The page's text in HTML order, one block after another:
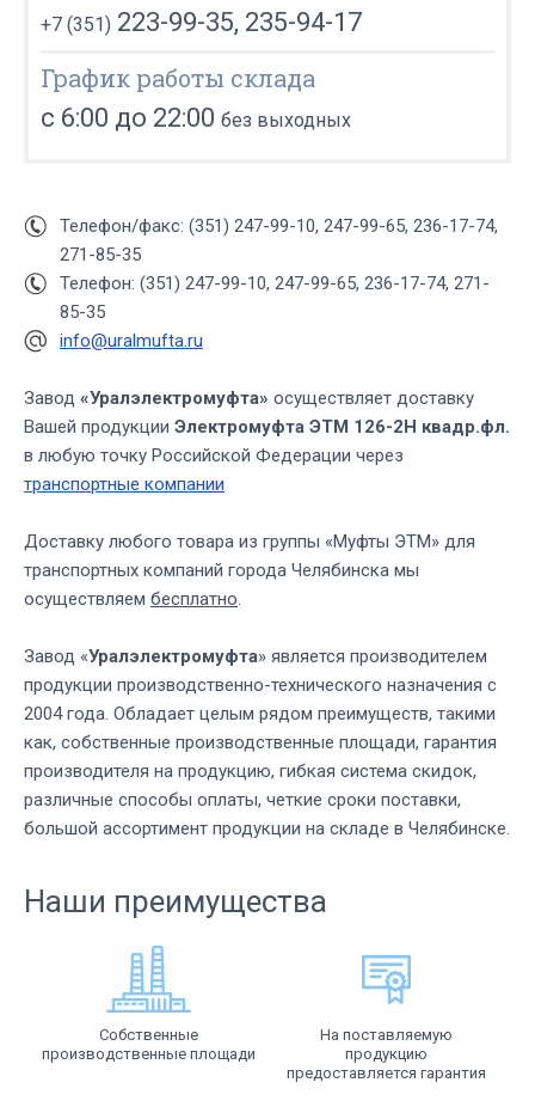
+7 (351) 223-99-35, 235-94-17
График работы склада
с 6:00 до 22:00 без выходных
Телефон/факс: (351) 247-99-10, 247-99-65, 236-17-74,
271-85-35
Телефон: (351) 247-99-10, 247-99-65, 236-17-74, 271-
85-35
info@uralmufta.ru
Завод «Уралэлектромуфта» осуществляет доставку
Вашей продукции Электромуфта ЭТМ 126-2Н квадр.фл.
в любую точку Российской Федерации через
транспортные компании
Доставку любого товара из группы «Муфты ЭТМ» для
транспортных компаний города Челябинска мы
осуществляем бесплатно.
Завод «Уралэлектромуфта» является производителем
продукции производственно-технического назначения с
2004 года. Обладает целым рядом преимуществ, такими
как, собственные производственные площади, гарантия
производителя на продукцию, гибкая система скидок,
различные способы оплаты, четкие сроки поставки,
большой ассортимент продукции на складе в Челябинске.
Наши преимущества
Собственные
производственные площади
На поставляемую
продукцию
предоставляется гарантия